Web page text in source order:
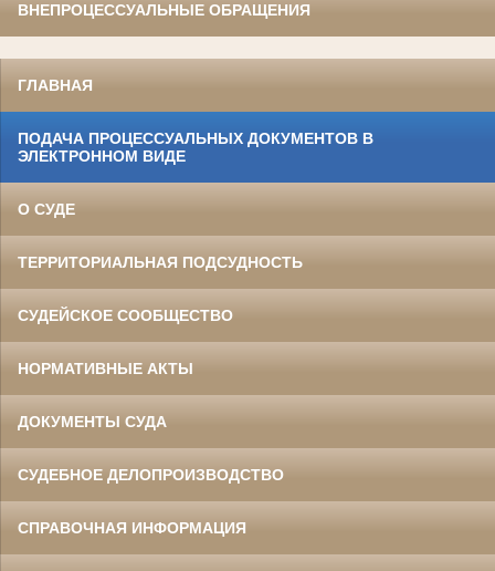
ВНЕПРОЦЕССУАЛЬНЫЕ ОБРАЩЕНИЯ
ГЛАВНАЯ
ПОДАЧА ПРОЦЕССУАЛЬНЫХ ДОКУМЕНТОВ В
ЭЛЕКТРОННОМ ВИДЕ
О СУДЕ
ТЕРРИТОРИАЛЬНАЯ ПОДСУДНОСТЬ
СУДЕЙСКОЕ СООБЩЕСТВО
НОРМАТИВНЫЕ АКТЫ
ДОКУМЕНТЫ СУДА
СУДЕБНОЕ ДЕЛОПРОИЗВОДСТВО
СПРАВОЧНАЯ ИНФОРМАЦИЯ